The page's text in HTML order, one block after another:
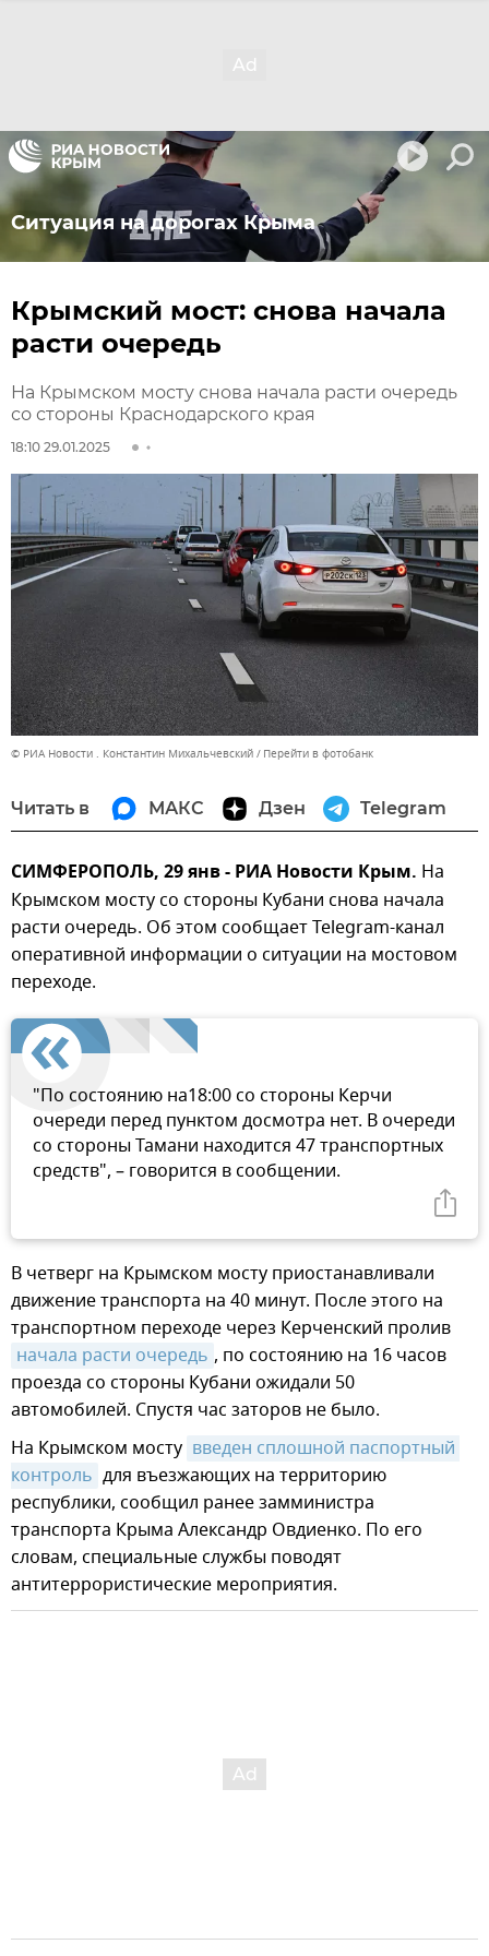
Ситуация на дорогах Крыма
Крымский мост: снова начала
расти очередь
На Крымском мосту снова начала расти очередь
со стороны Краснодарского края
18:10 29.01.2025
© РИА Новости . Константин Михальчевский Перейти в фотобанк
Читать в МАКС Дзен Telegram
СИМФЕРОПОЛЬ, 29 янв - РИА Новости Крым. На
Крымском мосту со стороны Кубани снова начала
расти очередь. Об этом сообщает Telegram-канал
оперативной информации о ситуации на мостовом
переходе.
"По состоянию на18:00 со стороны Керчи
очереди перед пунктом досмотра нет. В очереди
со стороны Тамани находится 47 транспортных
средств", – говорится в сообщении.
В четверг на Крымском мосту приостанавливали
движение транспорта на 40 минут. После этого на
транспортном переходе через Керченский пролив
начала расти очередь , по состоянию на 16 часов
проезда со стороны Кубани ожидали 50
автомобилей. Спустя час заторов не было.
На Крымском мосту введен сплошной паспортный
контроль для въезжающих на территорию
республики, сообщил ранее замминистра
транспорта Крыма Александр Овдиенко. По его
словам, специальные службы поводят
антитеррористические мероприятия.